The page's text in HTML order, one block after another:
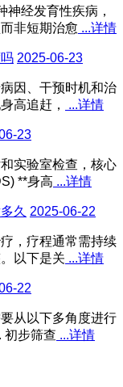
经发育性疾病，
非短期治愈 ...详情
2025-06-23
因、干预时机和治
高追赶，
...详情
23
实验室检查，核心
**身高 ...详情
久 2025-06-22
，疗程通常需持续
以下是关 ...详情
22
从以下多角度进行
初步筛查 ...详情